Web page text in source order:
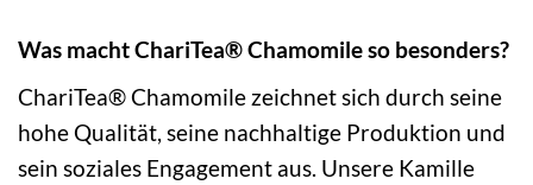
Was macht ChariTea® Chamomile so besonders?
ChariTea® Chamomile zeichnet sich durch seine
hohe Qualität, seine nachhaltige Produktion und
sein soziales Engagement aus. Unsere Kamille